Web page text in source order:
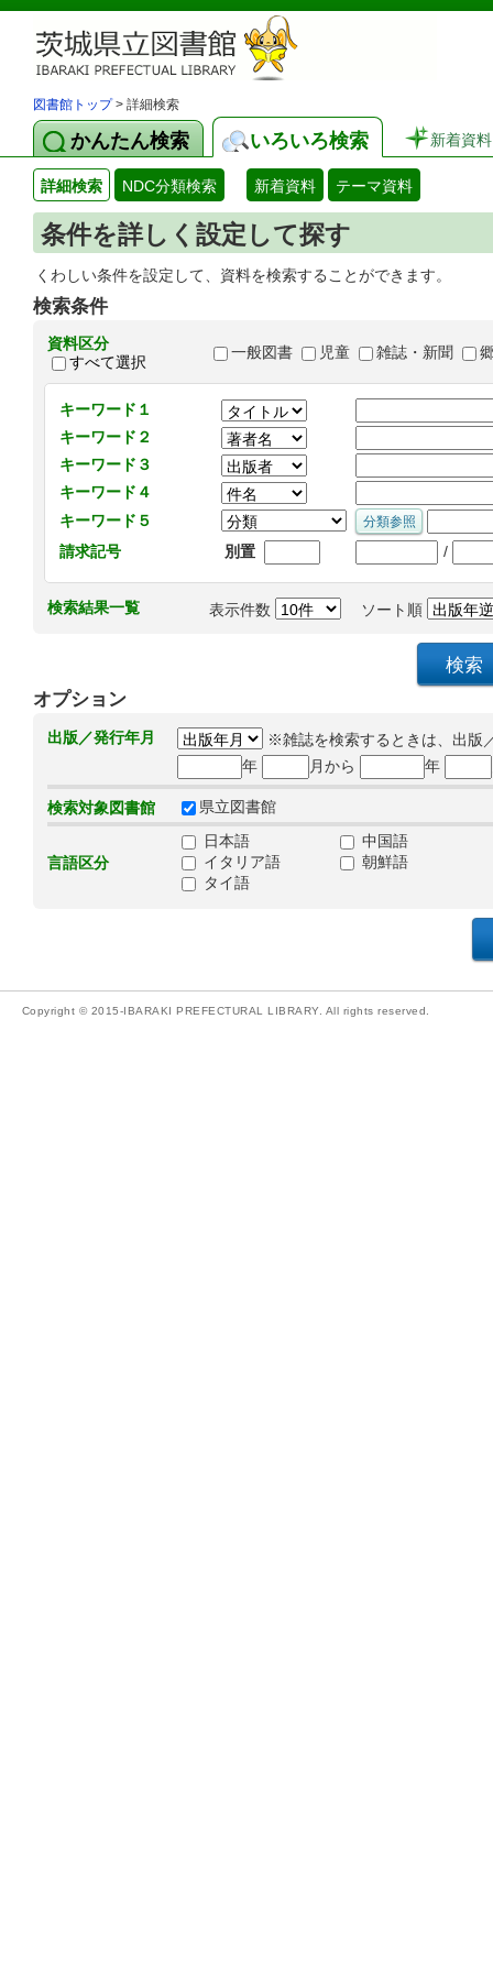
図書館トップ> 詳細検索
かんたん検索 いろいろ検索 新着資料
詳細検索 NDC分類検索 新着資料 テーマ資料
条件を詳しく設定して探す
くわしい条件を設定して、資料を検索することができます。
検索条件
資料区分
すべて選択
一般図書 児童 雑誌・新聞
キーワード１
キーワード２
キーワード３
キーワード４
キーワード５
請求記号
別置 /
検索結果一覧 表示件数 ソート順
オプション
出版／発行年月
※雑誌を検索するときは、出版
年
月から 年
検索対象図書館 県立図書館
言語区分
日本語
中国語
イタリア語
朝鮮語
タイ語
Copyright © 2015-IBARAKI PREFECTURAL LIBRARY. All rights reserved.